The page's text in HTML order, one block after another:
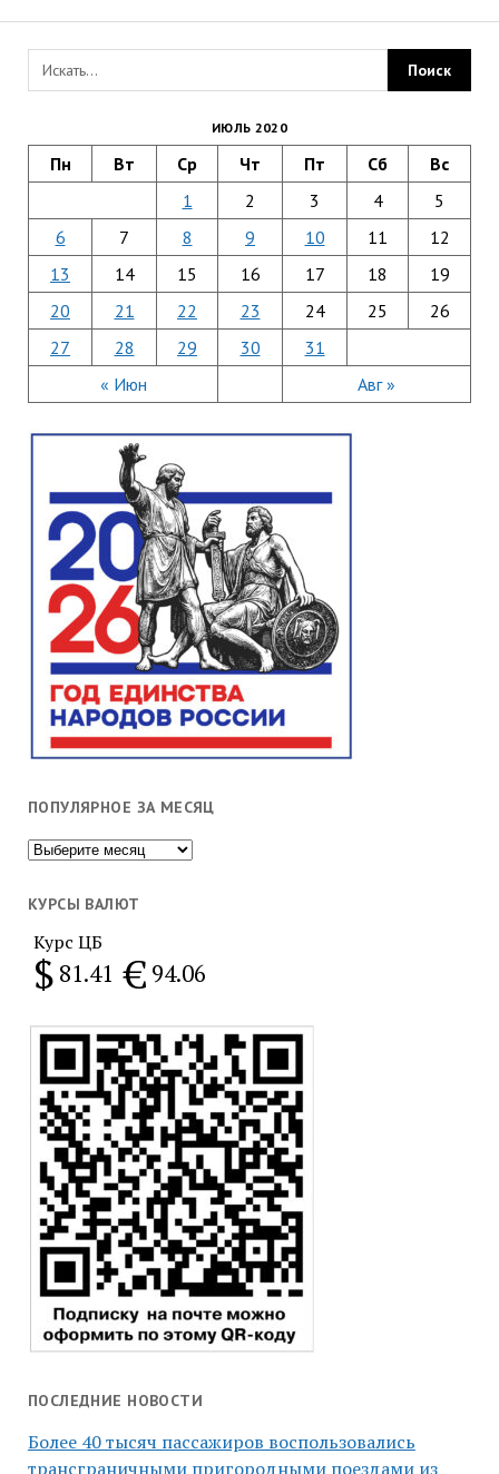
ИЮЛЬ 2020
Пн Вт Ср Чт Пт Сб Вс
« Июн Авг »
1 2 3 4
5
6
7 8 9 10 11
12
13
14 15 16 17 18
19
20
21 22 23 24 25
26
27
28 29 30 31
ПОПУЛЯРНОЕ ЗА МЕСЯЦ
Популярное
месяц
КУРСЫ ВАЛЮТ
Курс ЦБ
$ 81.41 € 94.06
ПОСЛЕДНИЕ НОВОСТИ
Более 40 тысяч пассажиров воспользовались
трансграничными пригородными поездами из